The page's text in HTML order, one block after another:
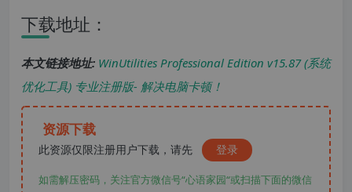
下载地址：
本文链接地址: WinUtilities Professional Edition v15.87 (系统
优化工具) 专业注册版- 解决电脑卡顿！
资源下载
此资源仅限注册用户下载，请先 登录
如需解压密码，关注官方微信号“心语家园“或扫描下面的微信